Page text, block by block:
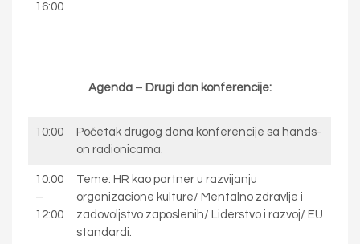
16:00
Agenda – Drugi dan konferencije:
10:00
Početak drugog dana konferencije sa hands-
on radionicama.
10:00
–
12:00
Teme: HR kao partner u razvijanju
organizacione kulture/ Mentalno zdravlje i
zadovoljstvo zaposlenih/ Liderstvo i razvoj/ EU
standardi.